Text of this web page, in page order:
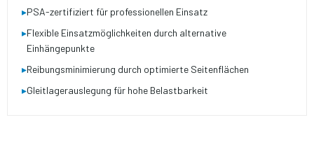
▸PSA-zertifiziert für professionellen Einsatz
▸Flexible Einsatz­möglichkeiten durch alternative
Einhängepunkte
▸Reibungs­minimierung durch optimierte Seitenflächen
▸Gleitlager­auslegung für hohe Belastbarkeit